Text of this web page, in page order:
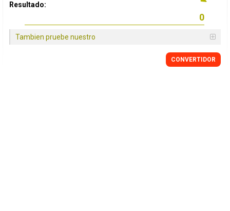
Resultado:
Tambien pruebe nuestro
CONVERTIDOR